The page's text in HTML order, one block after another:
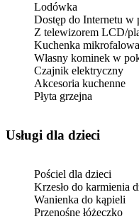
Lodówka
Dostęp do Internetu w
Z telewizorem LCD/
Kuchenka mikrofalowa
Własny kominek w
Czajnik elektryczny
Akcesoria kuchenne
Płyta grzejna
usługi dla dzieci
Pościel dla dzieci
Krzesło do karmienia
Wanienka do kąpieli
Przenośne łóżeczko